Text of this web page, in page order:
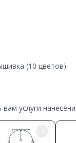
(10 цветов)
услуги